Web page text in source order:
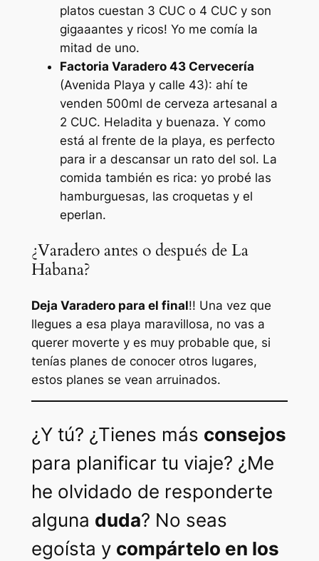
platos cuestan 3 CUC o 4 CUC y son
gigaaantes y ricos! Yo me comía la
mitad de uno.
Factoria Varadero 43 Cervecería
(Avenida Playa y calle 43): ahí te
venden 500ml de cerveza artesanal a
2 CUC. Heladita y buenaza. Y como
está al frente de la playa, es perfecto
para ir a descansar un rato del sol. La
comida también es rica: yo probé las
hamburguesas, las croquetas y el
eperlan.
¿Varadero antes o después de La
Habana?
Deja Varadero para el final!! Una vez que
llegues a esa playa maravillosa, no vas a
querer moverte y es muy probable que, si
tenías planes de conocer otros lugares,
estos planes se vean arruinados.
¿Y tú? ¿Tienes más consejos
para planificar tu viaje? ¿Me
he olvidado de responderte
alguna duda? No seas
egoísta y compártelo en los